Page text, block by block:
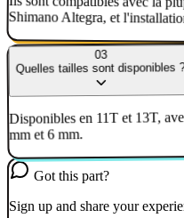
Shimano Altegra, et
03
Quelles tailles sont disponibles
Disponibles en 11T et 13T,
mm et 6 mm.
Got this part?
Sign up and share your